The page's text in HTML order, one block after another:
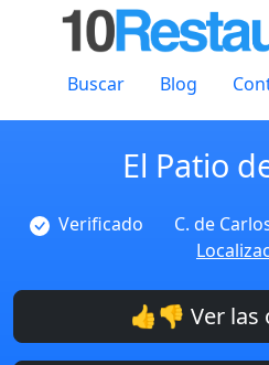
Buscar Blog
El Patio
Verificado C. de
👍👎 Ver las